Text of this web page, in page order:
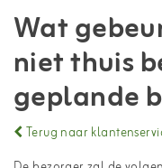
Wat
niet thuis
geplande
Terug naar